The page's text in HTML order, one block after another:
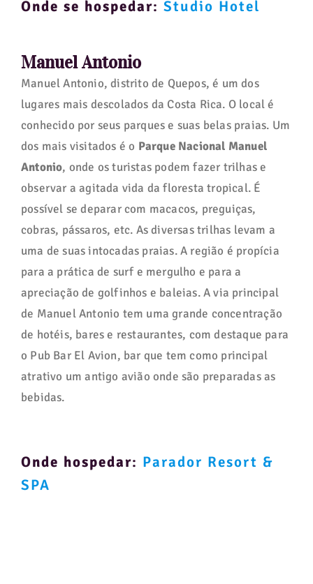
Onde se hospedar: Studio Hotel
Manuel Antonio
Manuel Antonio, distrito de Quepos, é um dos
lugares mais descolados da Costa Rica. O local é
conhecido por seus parques e suas belas praias. Um
dos mais visitados é o Parque Nacional Manuel
Antonio, onde os turistas podem fazer trilhas e
observar a agitada vida da floresta tropical. É
possível se deparar com macacos, preguiças,
cobras, pássaros, etc. As diversas trilhas levam a
uma de suas intocadas praias. A região é propícia
para a prática de surf e mergulho e para a
apreciação de golfinhos e baleias. A via principal
de Manuel Antonio tem uma grande concentração
de hotéis, bares e restaurantes, com destaque para
o Pub Bar El Avion, bar que tem como principal
atrativo um antigo avião onde são preparadas as
bebidas.
Onde hospedar: Parador Resort &
SPA